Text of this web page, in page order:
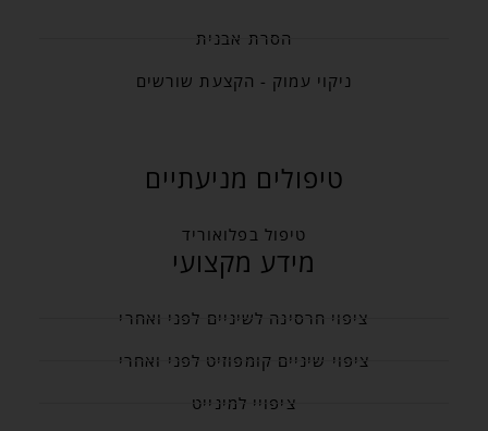
הסרת אבנית
ניקוי עמוק - הקצעת שורשים
טיפולים מניעתיים
טיפול בפלואוריד
מידע מקצועי
ציפוי חרסינה לשיניים לפני ואחרי
ציפוי שיניים קומפוזיט לפני ואחרי
ציפויי למינייט